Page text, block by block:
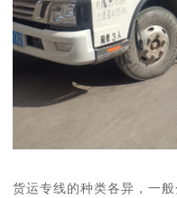
货运专线的种类各异，一